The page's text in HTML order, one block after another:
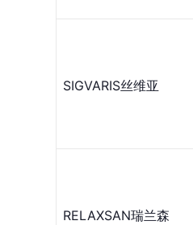
SIGVARIS丝维亚
RELAXSAN瑞兰森